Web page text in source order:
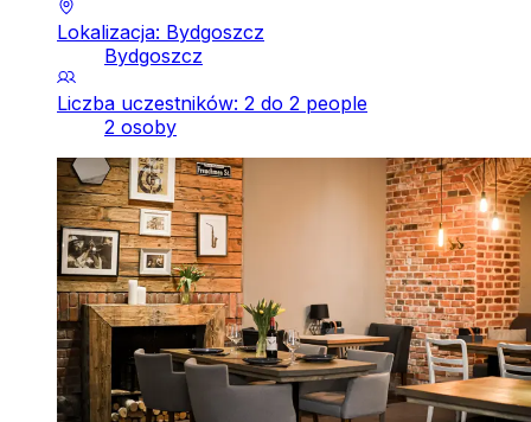
Lokalizacja: Bydgoszcz
Bydgoszcz
Liczba uczestników: 2 do 2 people
2 osoby